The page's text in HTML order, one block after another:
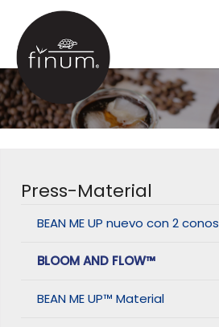
PRODUCTOS
B2B
IDIOMAS
Press-Material
BEAN ME UP nuevo con 2 conos
BLOOM AND FLOW™
BEAN ME UP™ Material